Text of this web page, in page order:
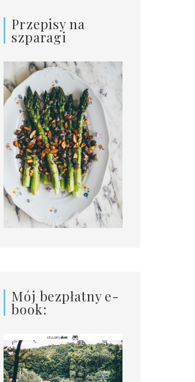
Przepisy na
szparagi
Mój bezpłatny e-
book: